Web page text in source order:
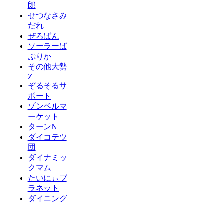
郎
せつなさみ
だれ
ぜろばん
ソーラーぱ
ぷりか
その他大勢
Z
ぞるそるサ
ポート
ゾンベルマ
ーケット
ターンN
ダイコテツ
団
ダイナミッ
クマム
たいにぃプ
ラネット
ダイニング